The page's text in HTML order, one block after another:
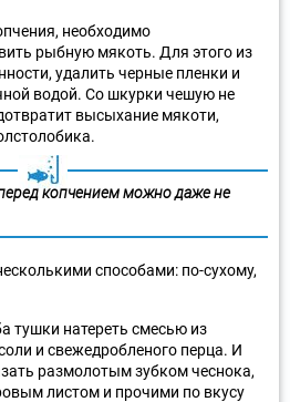
необходимо
рыбную мякоть. Для этого из
удалить черные пленки и
водой. Со шкурки чешую не
высыхание мякоти,
копчением можно даже не
способами: по-сухому,
тушки натереть смесью из
и свежедробленого перца. И
размолотым зубком чеснока,
листом и прочими по вкусу